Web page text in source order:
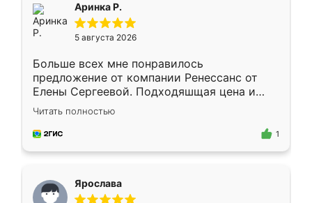
Аринка Р.
5 августа 2026
Больше всех мне понравилось
предложение от компании Ренессанс от
Елены Сергеевой. Подходяшщая цена и
короткие сроки изготовления. Приехавший
для замера сотрудник Владислав
предложил по моему эскизу самый
Читать полностью
1
Ярослава